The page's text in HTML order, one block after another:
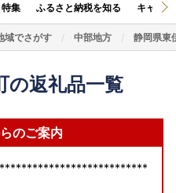
特集 ふるさと納税を知る キャン
域でさがす 中部地方 静岡県東
の返礼品一覧
のご案内